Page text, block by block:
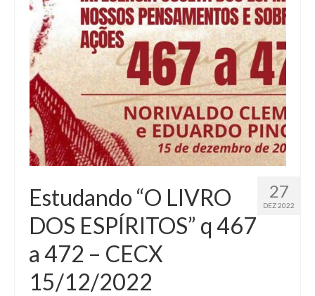
27
DEZ 2022
Estudando “O LIVRO
DOS ESPÍRITOS” q 467
a 472 – CECX
15/12/2022